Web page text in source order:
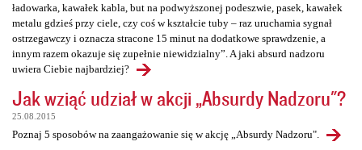
ładowarka, kawałek kabla, but na podwyższonej podeszwie, pasek, kawałek
metalu gdzieś przy ciele, czy coś w kształcie tuby – raz uruchamia sygnał
ostrzegawczy i oznacza stracone 15 minut na dodatkowe sprawdzenie, a
innym razem okazuje się zupełnie niewidzialny”. A jaki absurd nadzoru
uwiera Ciebie najbardziej?
Jak wziąć udział w akcji „Absurdy Nadzoru"?
25.08.2015
Poznaj 5 sposobów na zaangażowanie się w akcję „Absurdy Nadzoru".